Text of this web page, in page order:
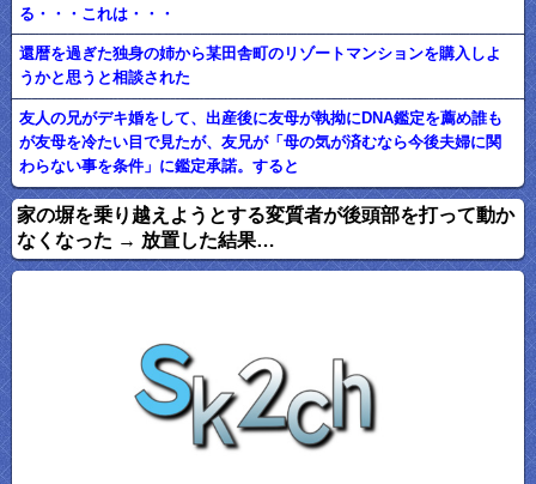
る・・・これは・・・
還暦を過ぎた独身の姉から某田舎町のリゾートマンションを購入しよ
うかと思うと相談された
友人の兄がデキ婚をして、出産後に友母が執拗にDNA鑑定を薦め誰も
が友母を冷たい目で見たが、友兄が「母の気が済むなら今後夫婦に関
わらない事を条件」に鑑定承諾。すると
家の塀を乗り越えようとする変質者が後頭部を打って動か
なくなった → 放置した結果…